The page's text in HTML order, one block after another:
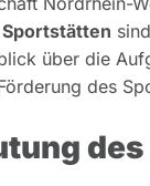
über die
des